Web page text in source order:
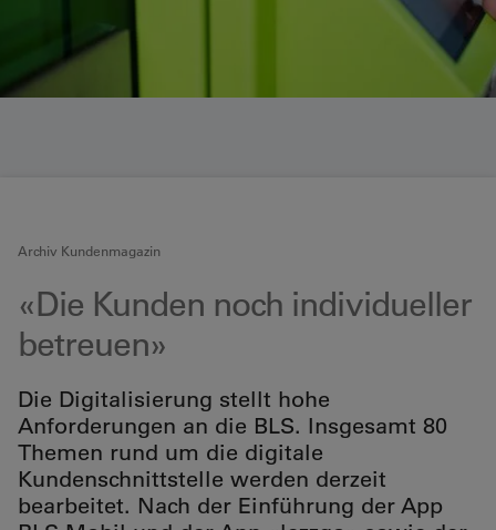
Archiv Kundenmagazin
«Die Kunden noch individueller
betreuen»
Die Digitalisierung stellt hohe
Anforderungen an die BLS. Insgesamt 80
Themen rund um die digitale
Kundenschnittstelle werden derzeit
bearbeitet. Nach der Einführung der App